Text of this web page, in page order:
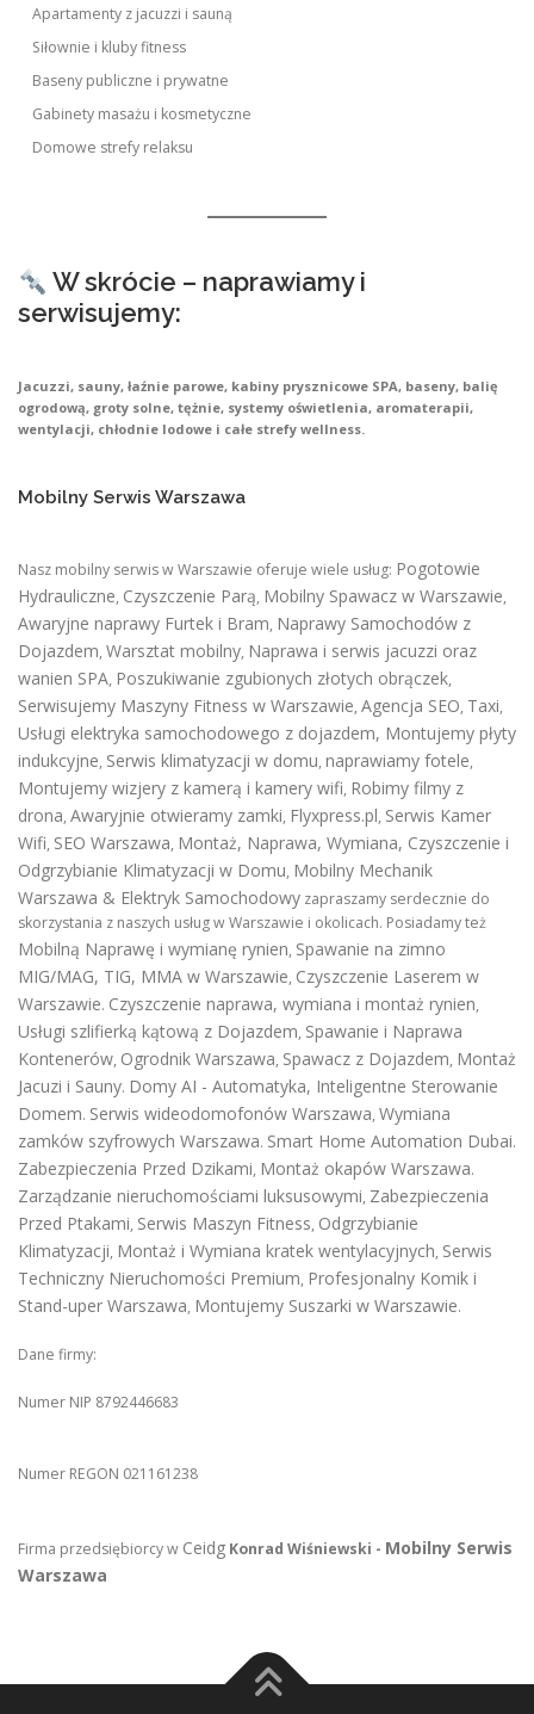
Apartamenty z jacuzzi i sauną
Siłownie i kluby fitness
Baseny publiczne i prywatne
Gabinety masażu i kosmetyczne
Domowe strefy relaksu
W skrócie – naprawiamy i
serwisujemy:
Jacuzzi, sauny, łaźnie parowe, kabiny prysznicowe SPA, baseny, balię
ogrodową, groty solne, tężnie, systemy oświetlenia, aromaterapii,
wentylacji, chłodnie lodowe i całe strefy wellness.
Mobilny Serwis Warszawa
Nasz mobilny serwis w Warszawie oferuje wiele usług: Pogotowie
Hydrauliczne, Czyszczenie Parą, Mobilny Spawacz w Warszawie,
Awaryjne naprawy Furtek i Bram, Naprawy Samochodów z
Dojazdem, Warsztat mobilny, Naprawa i serwis jacuzzi oraz
wanien SPA, Poszukiwanie zgubionych złotych obrączek,
Serwisujemy Maszyny Fitness w Warszawie, Agencja SEO, Taxi,
Usługi elektryka samochodowego z dojazdem, Montujemy płyty
indukcyjne, Serwis klimatyzacji w domu, naprawiamy fotele,
Montujemy wizjery z kamerą i kamery wifi, Robimy filmy z
drona, Awaryjnie otwieramy zamki, Flyxpress.pl, Serwis Kamer
Wifi, SEO Warszawa, Montaż, Naprawa, Wymiana, Czyszczenie i
Odgrzybianie Klimatyzacji w Domu, Mobilny Mechanik
Warszawa & Elektryk Samochodowy zapraszamy serdecznie do
skorzystania z naszych usług w Warszawie i okolicach. Posiadamy też
Mobilną Naprawę i wymianę rynien, Spawanie na zimno
MIG/MAG, TIG, MMA w Warszawie, Czyszczenie Laserem w
Warszawie. Czyszczenie naprawa, wymiana i montaż rynien,
Usługi szlifierką kątową z Dojazdem, Spawanie i Naprawa
Kontenerów, Ogrodnik Warszawa, Spawacz z Dojazdem, Montaż
Jacuzi i Sauny. Domy AI - Automatyka, Inteligentne Sterowanie
Domem. Serwis wideodomofonów Warszawa, Wymiana
zamków szyfrowych Warszawa. Smart Home Automation Dubai.
Zabezpieczenia Przed Dzikami, Montaż okapów Warszawa.
Zarządzanie nieruchomościami luksusowymi, Zabezpieczenia
Przed Ptakami, Serwis Maszyn Fitness, Odgrzybianie
Klimatyzacji, Montaż i Wymiana kratek wentylacyjnych, Serwis
Techniczny Nieruchomości Premium, Profesjonalny Komik i
Stand-uper Warszawa, Montujemy Suszarki w Warszawie.
Dane firmy:
Numer NIP 8792446683
Numer REGON 021161238
Firma przedsiębiorcy w Ceidg Konrad Wiśniewski - Mobilny Serwis
Warszawa